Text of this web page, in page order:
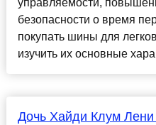
управляемости,
безопасности о время
покупать шины для
изучить их основные
Дочь Хайди Клум